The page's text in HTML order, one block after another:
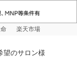
楽天市場
望のサロン様